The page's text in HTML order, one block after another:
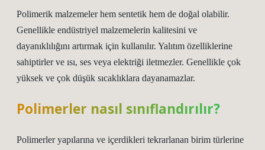
Polimerik malzemeler hem sentetik hem de doğal olabilir.
Genellikle endüstriyel malzemelerin kalitesini ve
dayanıklılığını artırmak için kullanılır. Yalıtım özelliklerine
sahiptirler ve ısı, ses veya elektriği iletmezler. Genellikle çok
yüksek ve çok düşük sıcaklıklara dayanamazlar.
Polimerler nasıl sınıflandırılır?
Polimerler yapılarına ve içerdikleri tekrarlanan birim türlerine